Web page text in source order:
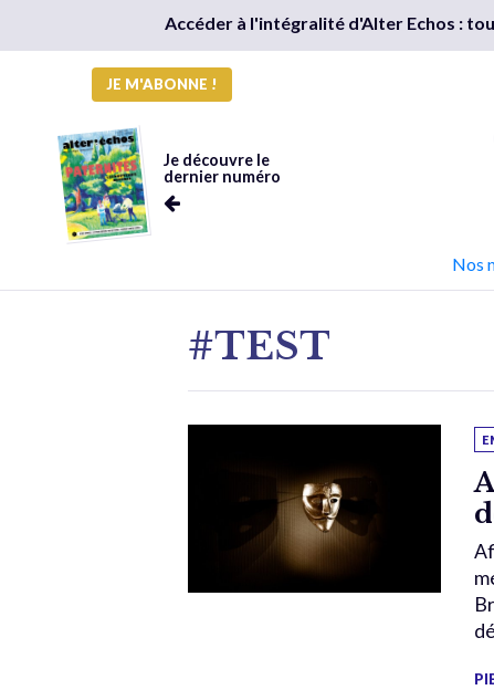
Accéder à l'intégralité d'Alter Echos :
JE M'ABONNE !
Je découvre le
dernier numéro
Nos
#TEST